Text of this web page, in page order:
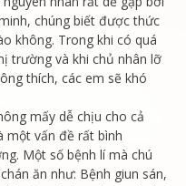
chúng biết được thức
không. Trong khi có quá
trường và khi chủ nhân lỡ
thích, các em sẽ khó
mấy dễ chịu cho cả
một vấn đề rất bình
Một số bệnh lí mà chú
ăn như: Bệnh giun sán,